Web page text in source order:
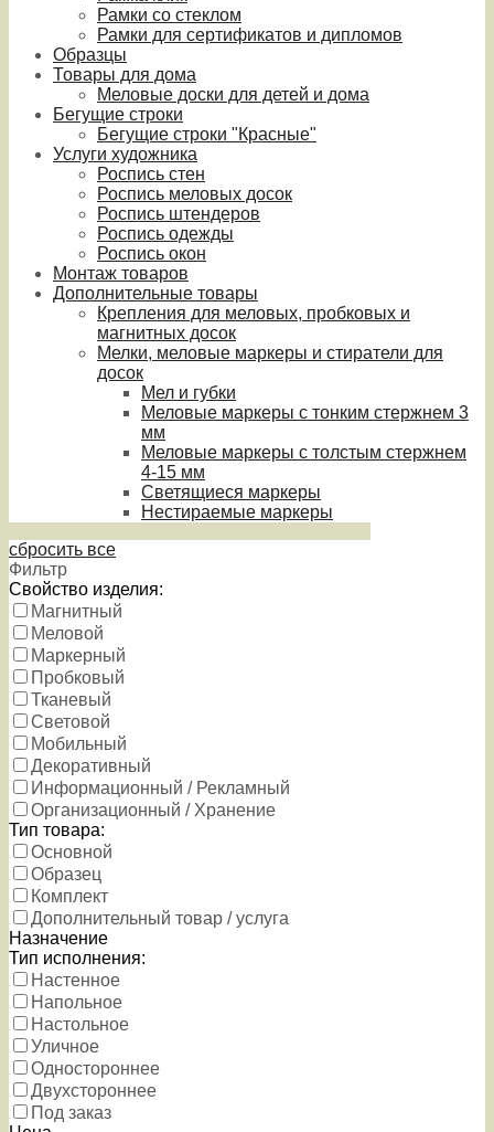
Рамки со стеклом
Рамки для сертификатов и дипломов
Образцы
Товары для дома
Меловые доски для детей и дома
Бегущие строки
Бегущие строки "Красные"
Услуги художника
Роспись стен
Роспись меловых досок
Роспись штендеров
Роспись одежды
Роспись окон
Монтаж товаров
Дополнительные товары
Крепления для меловых, пробковых и
магнитных досок
Мелки, меловые маркеры и стиратели для
досок
Мел и губки
Меловые маркеры с тонким стержнем 3
мм
Меловые маркеры с толстым стержнем
4-15 мм
Светящиеся маркеры
Нестираемые маркеры
сбросить все
Фильтр
Свойство изделия:
Магнитный
Меловой
Маркерный
Пробковый
Тканевый
Световой
Мобильный
Декоративный
Информационный / Рекламный
Организационный / Хранение
Тип товара:
Основной
Образец
Комплект
Дополнительный товар / услуга
Назначение
Тип исполнения:
Настенное
Напольное
Настольное
Уличное
Одностороннее
Двухстороннее
Под заказ